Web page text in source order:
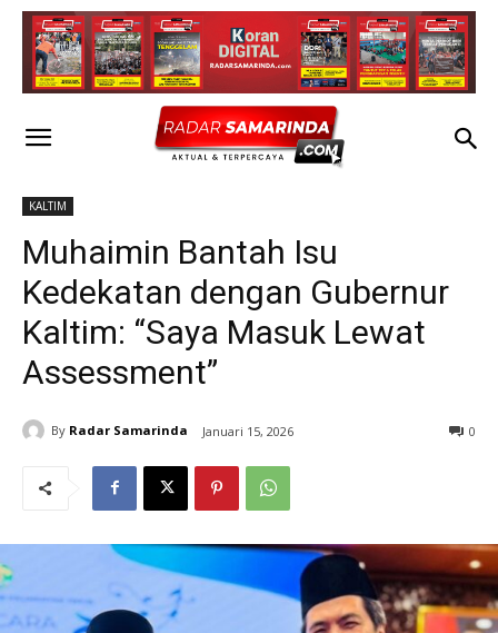
KALTIM
Muhaimin Bantah Isu
Kedekatan dengan Gubernur
Kaltim: “Saya Masuk Lewat
Assessment”
By Radar Samarinda Januari 15, 2026 0